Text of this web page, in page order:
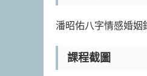
潘昭佑八字情感婚
課程截圖